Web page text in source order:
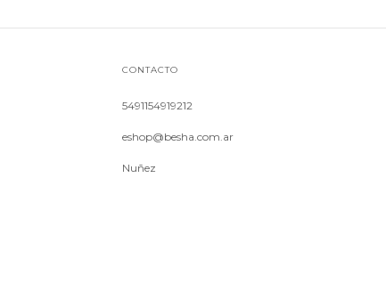
CONTACTO
5491154919212
eshop@besha.com.ar
Nuñez